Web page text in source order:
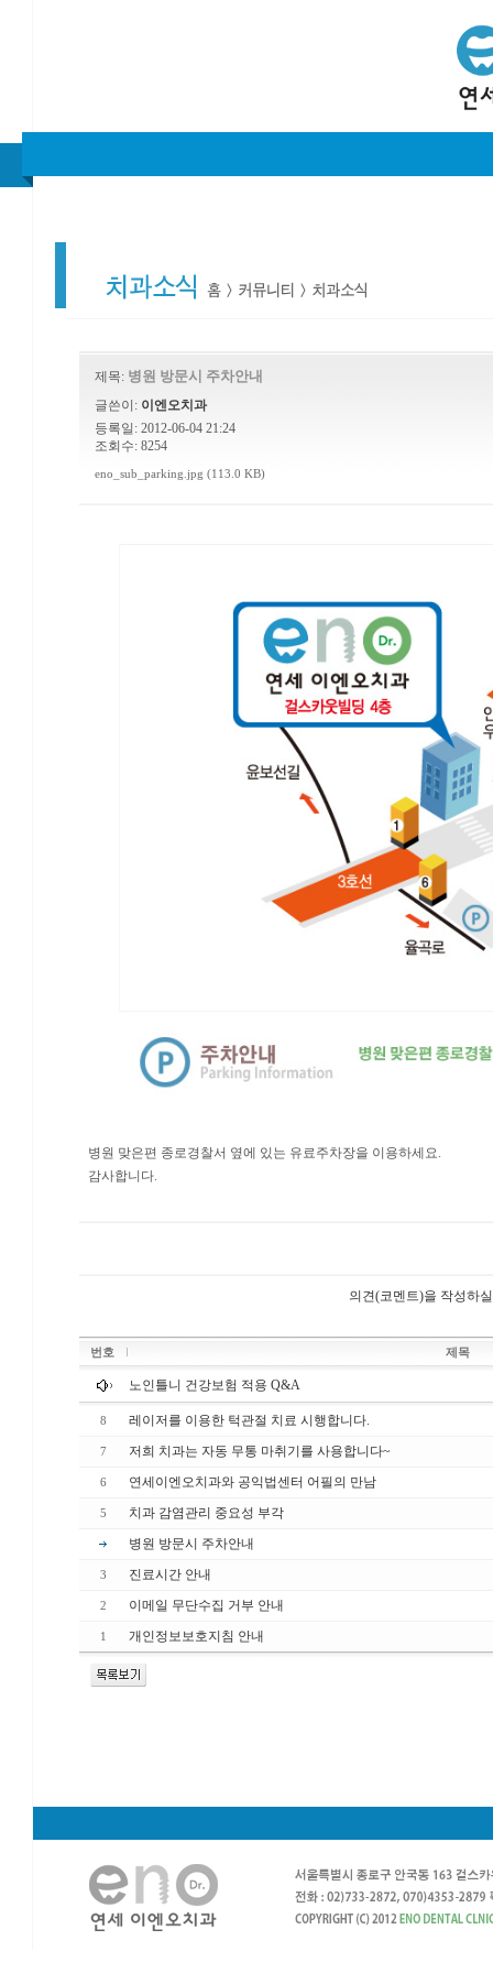
제목: 병원 방문시 주차안내
글쓴이: 이엔오치과
등록일: 2012-06-04 21:24
조회수: 8254
eno_sub_parking.jpg (113.0 KB)
병원 맞은편 종로경찰서 옆에 있는 유료주차장을 이용하세요.
감사합니다.
의견(코멘트)을 작성하
번호 제목
노인틀니 건강보험 적용 Q&A
8 레이저를 이용한 턱관절 치료 시행합니다.
7 저희 치과는 자동 무통 마취기를 사용합니다~
6 연세이엔오치과와 공익법센터 어필의 만남
5
치과 감염관리 중요성 부각
병원 방문시 주차안내
3 진료시간 안내
2 이메일 무단수집 거부 안내
1 개인정보보호지침 안내